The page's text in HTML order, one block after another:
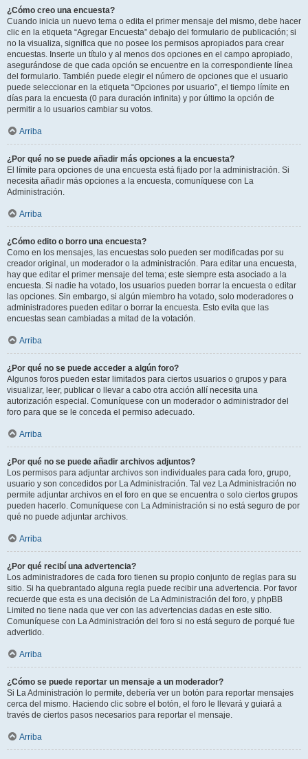
¿Cómo creo una encuesta?
Cuando inicia un nuevo tema o edita el primer mensaje del mismo, debe hacer
clic en la etiqueta “Agregar Encuesta” debajo del formulario de publicación; si
no la visualiza, significa que no posee los permisos apropiados para crear
encuestas. Inserte un título y al menos dos opciones en el campo apropiado,
asegurándose de que cada opción se encuentre en la correspondiente línea
del formulario. También puede elegir el número de opciones que el usuario
puede seleccionar en la etiqueta “Opciones por usuario”, el tiempo límite en
días para la encuesta (0 para duración infinita) y por último la opción de
permitir a lo usuarios cambiar su votos.
Arriba
¿Por qué no se puede añadir más opciones a la encuesta?
El límite para opciones de una encuesta está fijado por la administración. Si
necesita añadir más opciones a la encuesta, comuníquese con La
Administración.
Arriba
¿Cómo edito o borro una encuesta?
Como en los mensajes, las encuestas solo pueden ser modificadas por su
creador original, un moderador o la administración. Para editar una encuesta,
hay que editar el primer mensaje del tema; este siempre esta asociado a la
encuesta. Si nadie ha votado, los usuarios pueden borrar la encuesta o editar
las opciones. Sin embargo, si algún miembro ha votado, solo moderadores o
administradores pueden editar o borrar la encuesta. Esto evita que las
encuestas sean cambiadas a mitad de la votación.
Arriba
¿Por qué no se puede acceder a algún foro?
Algunos foros pueden estar limitados para ciertos usuarios o grupos y para
visualizar, leer, publicar o llevar a cabo otra acción allí necesita una
autorización especial. Comuníquese con un moderador o administrador del
foro para que se le conceda el permiso adecuado.
Arriba
¿Por qué no se puede añadir archivos adjuntos?
Los permisos para adjuntar archivos son individuales para cada foro, grupo,
usuario y son concedidos por La Administración. Tal vez La Administración no
permite adjuntar archivos en el foro en que se encuentra o solo ciertos grupos
pueden hacerlo. Comuníquese con La Administración si no está seguro de por
qué no puede adjuntar archivos.
Arriba
¿Por qué recibí una advertencia?
Los administradores de cada foro tienen su propio conjunto de reglas para su
sitio. Si ha quebrantado alguna regla puede recibir una advertencia. Por favor
recuerde que esta es una decisión de La Administración del foro, y phpBB
Limited no tiene nada que ver con las advertencias dadas en este sitio.
Comuníquese con La Administración del foro si no está seguro de porqué fue
advertido.
Arriba
¿Cómo se puede reportar un mensaje a un moderador?
Si La Administración lo permite, debería ver un botón para reportar mensajes
cerca del mismo. Haciendo clic sobre el botón, el foro le llevará y guiará a
través de ciertos pasos necesarios para reportar el mensaje.
Arriba